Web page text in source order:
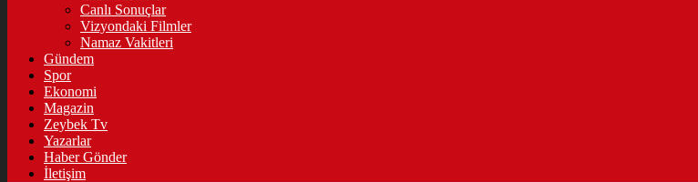
Canlı Sonuçlar
Vizyondaki Filmler
Namaz Vakitleri
Gündem
Spor
Ekonomi
Magazin
Zeybek Tv
Yazarlar
Haber Gönder
İletişim